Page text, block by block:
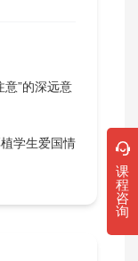
”的深远意
学生爱国情
课
程
咨
询